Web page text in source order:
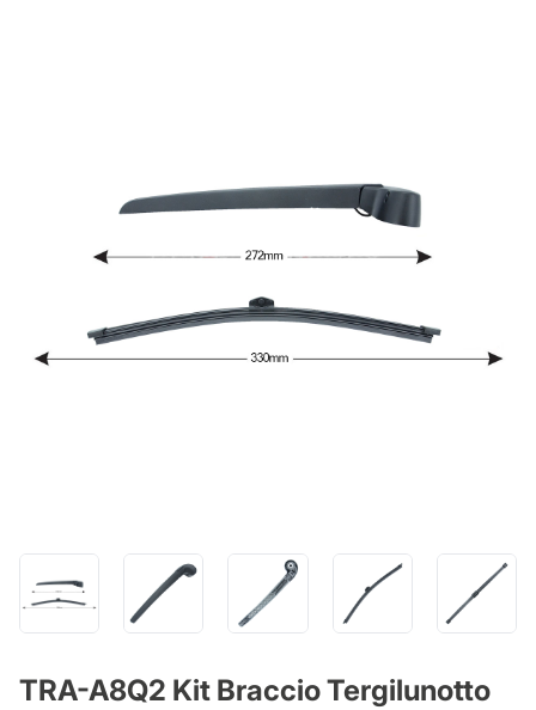
TRA-A8Q2 Kit Braccio Tergilunotto